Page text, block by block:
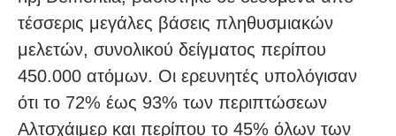
τέσσερις μεγάλες βάσεις πληθυσμιακών
μελετών, συνολικού δείγματος περίπου
450.000 ατόμων. Οι ερευνητές υπολόγισαν
ότι το 72% έως 93% των περιπτώσεων
Αλτσχάιμερ και περίπου το 45% όλων των